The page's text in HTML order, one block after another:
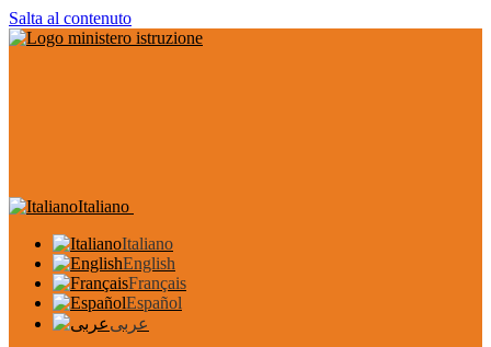
Salta al contenuto
Italiano
Italiano
English
Français
Español
عربى